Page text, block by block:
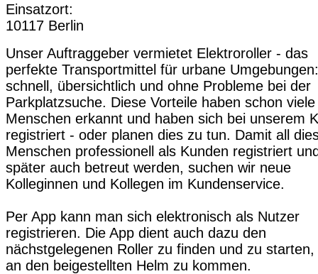
Einsatzort:
10117 Berlin
Unser Auftraggeber vermietet Elektroroller - das
perfekte Transportmittel für urbane Umgebungen:
schnell, übersichtlich und ohne Probleme bei der
Parkplatzsuche. Diese Vorteile haben schon viele
Menschen erkannt und haben sich bei unserem
registriert - oder planen dies zu tun. Damit all
Menschen professionell als Kunden registriert
später auch betreut werden, suchen wir neue
Kolleginnen und Kollegen im Kundenservice.
Per App kann man sich elektronisch als Nutzer
registrieren. Die App dient auch dazu den
nächstgelegenen Roller zu finden und zu starten,
an den beigestellten Helm zu kommen.